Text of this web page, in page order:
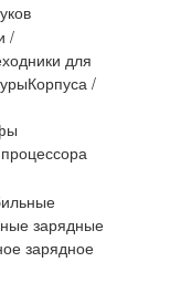
/
для
Корпуса /
зарядные
зарядное